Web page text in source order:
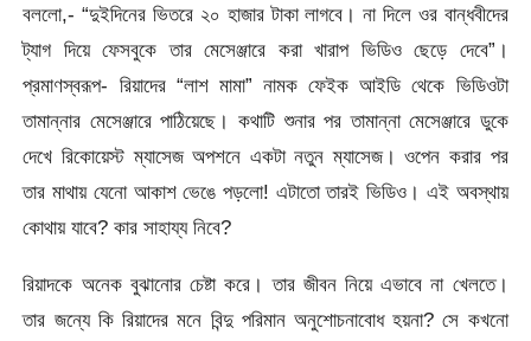
বললো,- “দুইদিনের ভিতরে ২০ হাজার টাকা লাগবে। না দিলে ওর বান্ধবীদের
ট্যাগ দিয়ে ফেসবুকে তার মেসেঞ্জারে করা খারাপ ভিডিও ছেড়ে দেবে”।
প্রমাণস্বরূপ- রিয়াদের “লাশ মামা” নামক ফেইক আইডি থেকে ভিডিওটা
তামান্নার মেসেঞ্জারে পাঠিয়েছে। কথাটি শুনার পর তামান্না মেসেঞ্জারে ডুকে
দেখে রিকোয়েস্ট ম্যাসেজ অপশনে একটা নতুন ম্যাসেজ। ওপেন করার পর
তার মাথায় যেনো আকাশ ভেঙে পড়লো! এটাতো তারই ভিডিও। এই অবস্থায়
কোথায় যাবে? কার সাহায্য নিবে?
রিয়াদকে অনেক বুঝানোর চেষ্টা করে। তার জীবন নিয়ে এভাবে না খেলতে।
তার জন্যে কি রিয়াদের মনে বিন্দু পরিমান অনুশোচনাবোধ হয়না? সে কখনো